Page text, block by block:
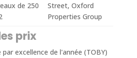
de 250
Street, Oxford
Properties Group
prix
excellence de l'année (TOBY)